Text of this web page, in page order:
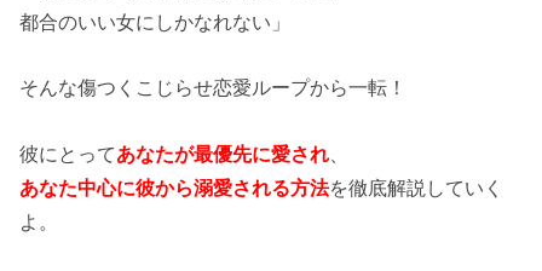
都合のいい女にしかなれない」
そんな傷つくこじらせ恋愛ループから一転！
彼にとってあなたが最優先に愛され
あなた中心に彼から溺愛される方法を徹底解説していく
よ。